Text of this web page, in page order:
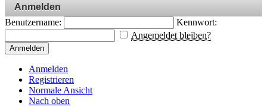
Anmelden
Benutzername:
Kennwort:
Angemeldet bleiben?
Anmelden
Anmelden
Registrieren
Normale Ansicht
Nach oben